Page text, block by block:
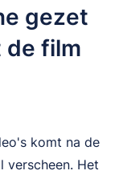
gezet
de film
komt na de
verscheen. Het